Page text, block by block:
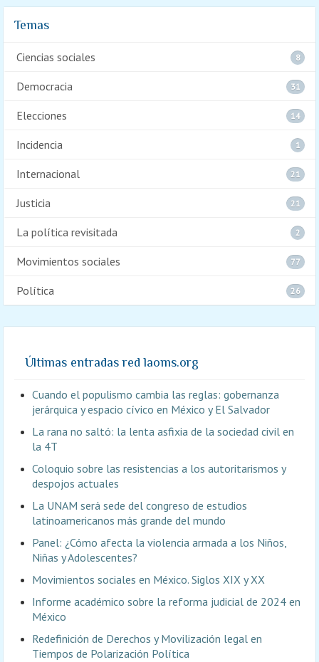
Temas
Ciencias sociales 8
Democracia 31
Elecciones 14
Incidencia 1
Internacional 21
Justicia 21
La política revisitada 2
Movimientos sociales 77
Política 26
Últimas entradas red laoms.org
Cuando el populismo cambia las reglas: gobernanza
jerárquica y espacio cívico en México y El Salvador
La rana no saltó: la lenta asfixia de la sociedad civil en
la 4T
Coloquio sobre las resistencias a los autoritarismos y
despojos actuales
La UNAM será sede del congreso de estudios
latinoamericanos más grande del mundo
Panel: ¿Cómo afecta la violencia armada a los Niños,
Niñas y Adolescentes?
Movimientos sociales en México. Siglos XIX y XX
Informe académico sobre la reforma judicial de 2024 en
México
Redefinición de Derechos y Movilización legal en
Tiempos de Polarización Política